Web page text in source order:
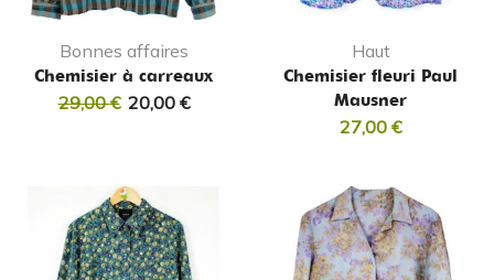
Bonnes affaires
Chemisier à carreaux
29,00€ 20,00 €
Haut
Chemisier fleuri Paul
Mausner
27,00 €